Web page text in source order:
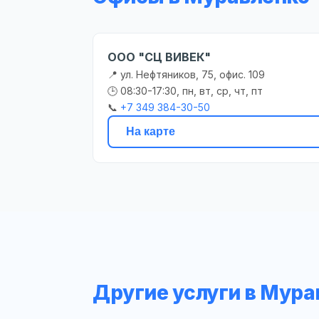
ООО "СЦ ВИВЕК"
📍 ул. Нефтяников, 75, офис. 109
🕒 08:30-17:30, пн, вт, ср, чт, пт
📞 +7 349 384-30-50
На карте
Другие услуги в